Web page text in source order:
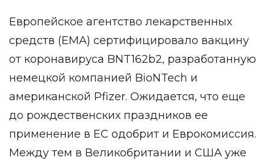
Европейское агентство лекарственных
средств (EMA) сертифицировало вакцину
от коронавируса BNT162b2, разработанную
немецкой компанией BioNTech и
американской Pfizer. Ожидается, что еще
до рождественских праздников ее
применение в ЕС одобрит и Еврокомиссия.
Между тем в Великобритании и США уже